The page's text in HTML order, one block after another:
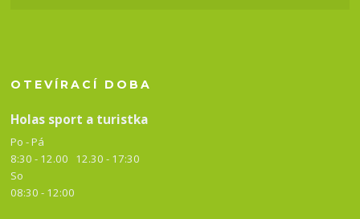
OTEVÍRACÍ DOBA
Holas sport a turistka
Po - Pá
8:30 - 12.00 12.30 - 17:30
So
08:30 - 12:00